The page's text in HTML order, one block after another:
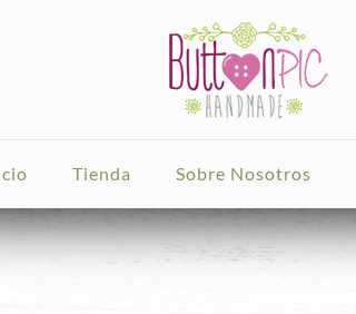
Tienda Sobre Nosotros